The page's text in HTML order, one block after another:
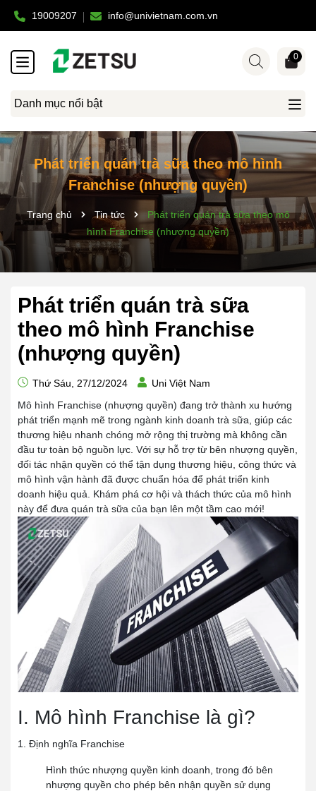
19009207 info@univietnam.com.vn
Danh mục nổi bật
0
Phát triển quán trà sữa theo mô hình
Franchise (nhượng quyền)
Trang chủ Tin tức
Phát triển quán trà sữa theo mô
hình Franchise (nhượng quyền)
Phát triển quán trà sữa
theo mô hình Franchise
(nhượng quyền)
Thứ Sáu, 27/12/2024
Uni Việt Nam
Mô hình Franchise (nhượng quyền) đang trở thành xu hướng
phát triển mạnh mẽ trong ngành kinh doanh trà sữa, giúp các
thương hiệu nhanh chóng mở rộng thị trường mà không cần
đầu tư toàn bộ nguồn lực. Với sự hỗ trợ từ bên nhượng quyền,
đối tác nhận quyền có thể tận dụng thương hiệu, công thức và
mô hình vận hành đã được chuẩn hóa để phát triển kinh
doanh hiệu quả. Khám phá cơ hội và thách thức của mô hình
này để đưa quán trà sữa của bạn lên một tầm cao mới!
I. Mô hình Franchise là gì?
1. Định nghĩa Franchise
Hình thức nhượng quyền kinh doanh, trong đó bên
nhượng quyền cho phép bên nhận quyền sử dụng